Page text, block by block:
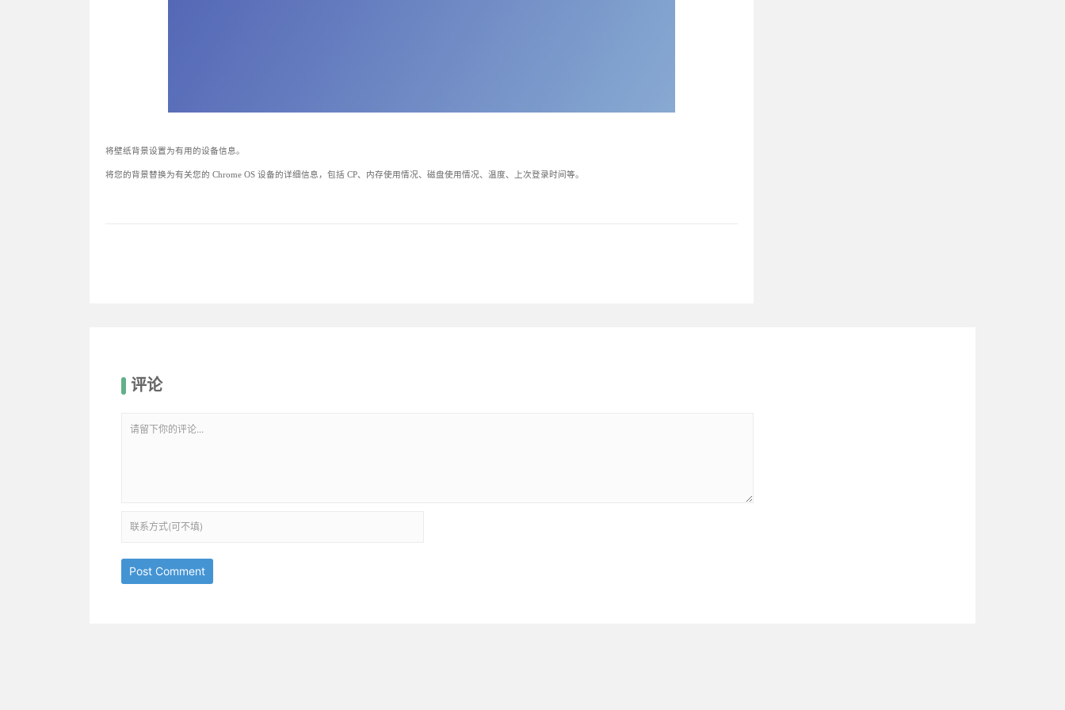
将壁纸背景设置为有用的设备信息。
将您的背景替换为有关您的 Chrome OS 设备的详细信息，包括 CP、内存使用情况、磁盘使用情况、温度、上次登录时间等。
评论
Post Comment